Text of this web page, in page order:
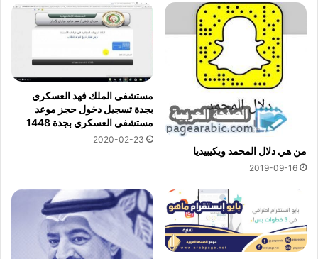
من هي دلال المحمد ويكيبيديا
2019-09-16
مستشفى الملك فهد العسكري
بجدة تسجيل دخول حجز موعد
مستشفى العسكري بجدة 1448
2020-02-23